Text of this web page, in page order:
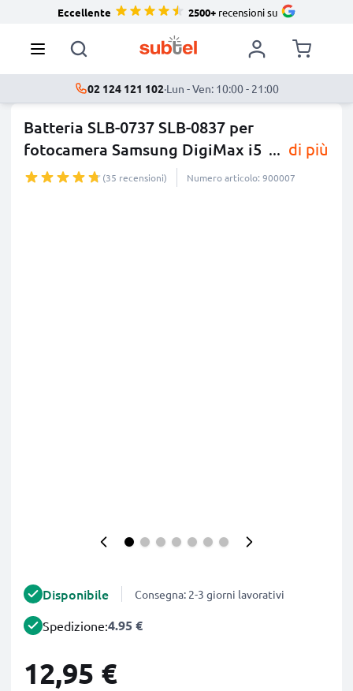
Eccellente 2500+recensioni su
02 124 121 102·Lun - Ven: 10:00 - 21:00
Batteria SLB-0737 SLB-0837 per
fotocamera Samsung DigiMax i5 ... di più
(35 recensioni) Numero articolo: 900007
Disponibile Consegna: 2-3 giorni lavorativi
Spedizione:4.95 €
12,95 €